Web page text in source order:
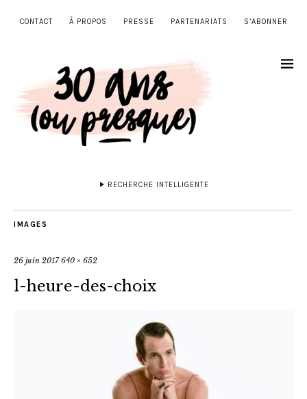
CONTACT À PROPOS PRESSE PARTENARIATS S’ABONNER
RECHERCHE INTELLIGENTE
IMAGES
26 juin 2017 640 × 652
l-heure-des-choix